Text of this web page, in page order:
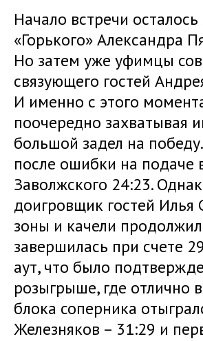
Начало встречи
«Горького» Александра
Но затем уже уфимцы
связующего гостей
И именно с этого
поочередно захватывая
большой задел на
после ошибки на
Заволжского 24:23.
доигровщик гостей
зоны и качели
завершилась при счете
аут, что было
розыгрыше, где отлично
блока соперника
Железняков – 31:29 и